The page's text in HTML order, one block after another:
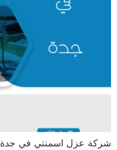
شركة عزل اسمنتي في جدة